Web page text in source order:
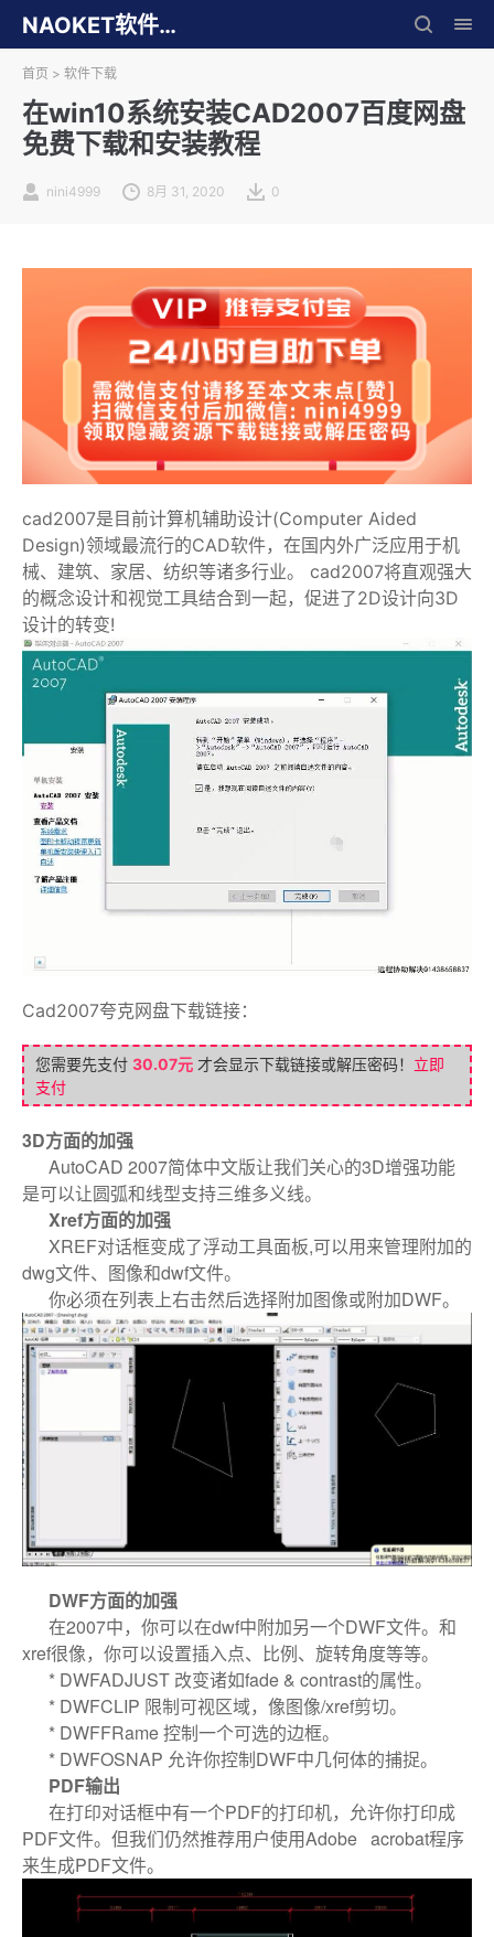
NAOKET软件库
首页 > 软件下载
在win10系统安装CAD2007百度网盘
免费下载和安装教程
nini4999 8月 31, 2020 0
cad2007是目前计算机辅助设计(Computer Aided
Design)领域最流行的CAD软件，在国内外广泛应用于机
械、建筑、家居、纺织等诸多行业。 cad2007将直观强大
的概念设计和视觉工具结合到一起，促进了2D设计向3D
设计的转变!
Cad2007夸克网盘下载链接：
您需要先支付 30.07元 才会显示下载链接或解压密码！ 立即
支付
3D方面的加强
AutoCAD 2007简体中文版让我们关心的3D增强功能
是可以让圆弧和线型支持三维多义线。
Xref方面的加强
XREF对话框变成了浮动工具面板,可以用来管理附加的
dwg文件、图像和dwf文件。
你必须在列表上右击然后选择附加图像或附加DWF。
DWF方面的加强
在2007中，你可以在dwf中附加另一个DWF文件。和
xref很像，你可以设置插入点、比例、旋转角度等等。
* DWFADJUST 改变诸如fade & contrast的属性。
* DWFCLIP 限制可视区域，像图像/xref剪切。
* DWFFRame 控制一个可选的边框。
* DWFOSNAP 允许你控制DWF中几何体的捕捉。
PDF输出
在打印对话框中有一个PDF的打印机，允许你打印成
PDF文件。但我们仍然推荐用户使用Adobe acrobat程序
来生成PDF文件。